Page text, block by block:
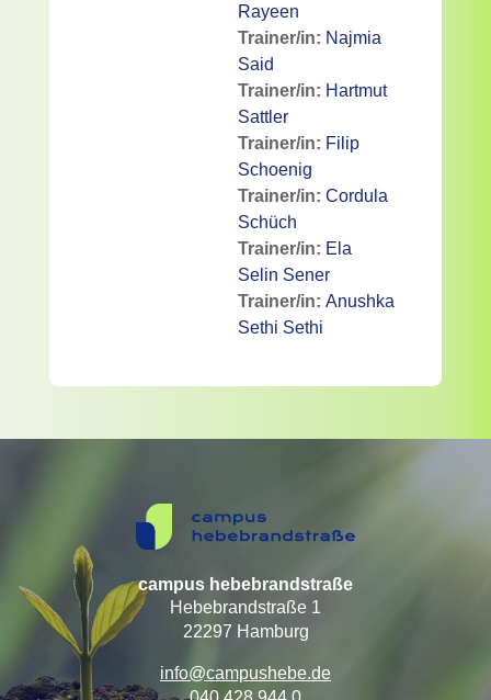
Rayeen
Trainer/in: Najmia
Said
Trainer/in: Hartmut
Sattler
Trainer/in: Filip
Schoenig
Trainer/in: Cordula
Schüch
Trainer/in: Ela
Selin Sener
Trainer/in: Anushka
Sethi Sethi
campus hebebrandstraße
Hebebrandstraße 1
22297 Hamburg
info@campushebe.de